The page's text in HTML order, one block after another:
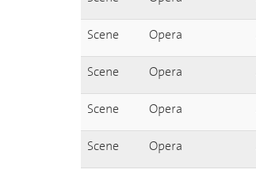
Scene Opera
Scene Opera
Scene Opera
Scene Opera